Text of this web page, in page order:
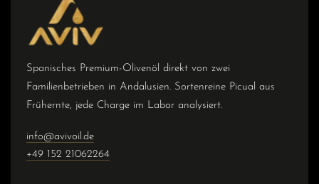
Spanisches Premium-Olivenöl direkt von zwei
Familienbetrieben in Andalusien. Sortenreine Picual aus
Frühernte, jede Charge im Labor analysiert.
info@avivoil.de
+49 152 21062264